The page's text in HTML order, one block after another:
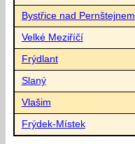
Bystřice nad Pernštejnem
Velké Meziříčí
Frýdlant
Slaný
Vlašim
Frýdek-Místek